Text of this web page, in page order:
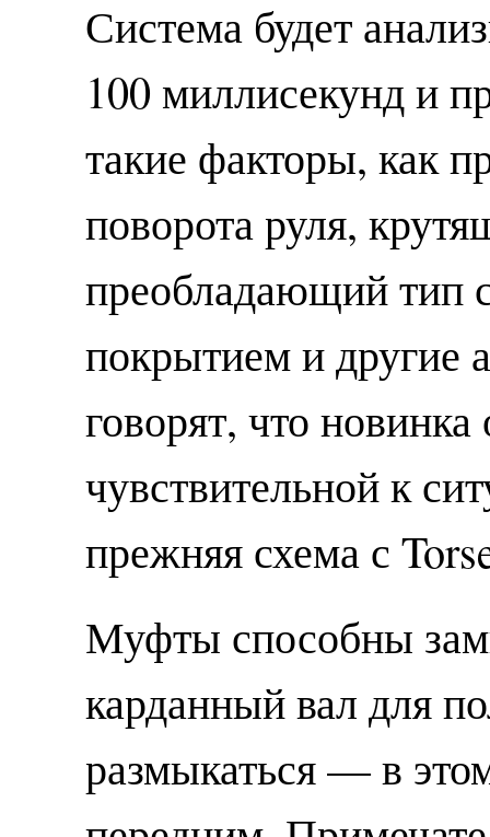
Система будет
100 миллисекунд и
такие факторы, как
поворота руля,
преобладающий тип
покрытием и другие
говорят, что
чувствительной к
прежняя схема с
Муфты способны
карданный вал для
размыкаться — в